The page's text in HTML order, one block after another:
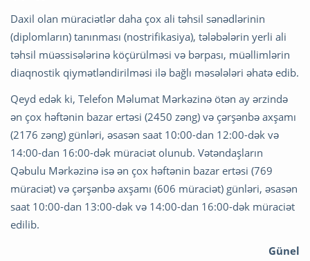
Daxil olan müraciətlər daha çox ali təhsil sənədlərinin
(diplomların) tanınması (nostrifikasiya), tələbələrin yerli ali
təhsil müəssisələrinə köçürülməsi və bərpası, müəllimlərin
diaqnostik qiymətləndirilməsi ilə bağlı məsələləri əhatə edib.
Qeyd edək ki, Telefon Məlumat Mərkəzinə ötən ay ərzində
ən çox həftənin bazar ertəsi (2450 zəng) və çərşənbə axşamı
(2176 zəng) günləri, əsasən saat 10:00-dan 12:00-dək və
14:00-dan 16:00-dək müraciət olunub. Vətəndaşların
Qəbulu Mərkəzinə isə ən çox həftənin bazar ertəsi (769
müraciət) və çərşənbə axşamı (606 müraciət) günləri, əsasən
saat 10:00-dan 13:00-dək və 14:00-dan 16:00-dək müraciət
edilib.
Günel